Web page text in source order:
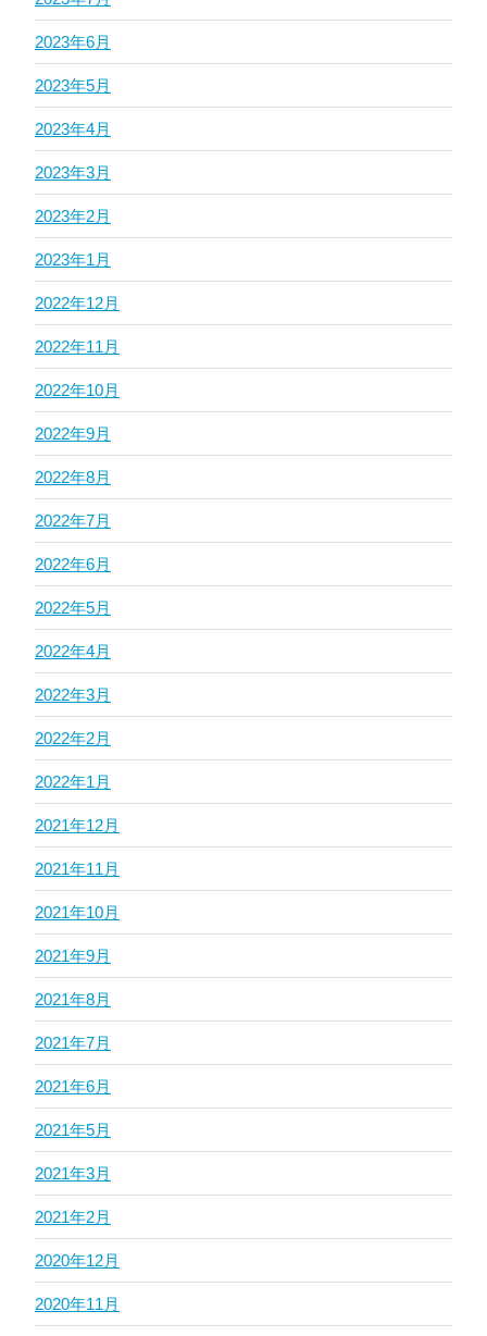
2023年6月
2023年5月
2023年4月
2023年3月
2023年2月
2023年1月
2022年12月
2022年11月
2022年10月
2022年9月
2022年8月
2022年7月
2022年6月
2022年5月
2022年4月
2022年3月
2022年2月
2022年1月
2021年12月
2021年11月
2021年10月
2021年9月
2021年8月
2021年7月
2021年6月
2021年5月
2021年3月
2021年2月
2020年12月
2020年11月